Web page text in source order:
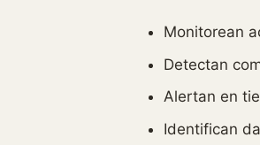
Monitorean
Detectan
Alertan en
Identifican